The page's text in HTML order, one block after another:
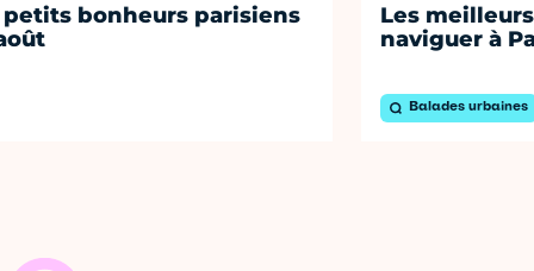
petits bonheurs parisiens
Les
naviguer à
Balades urbaines